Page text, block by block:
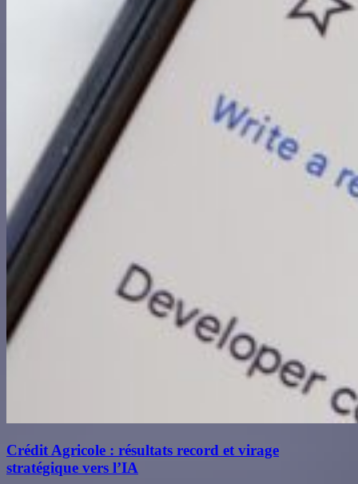
Crédit Agricole : résultats record et virage
stratégique vers l’IA